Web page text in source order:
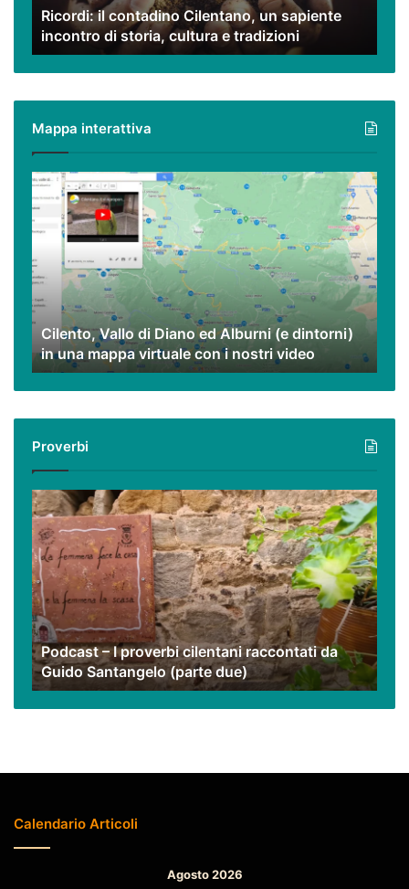
storia,
cultura
e
tradizioni
Ricordi: il contadino Cilentano, un sapiente
incontro di storia, cultura e tradizioni
Mappa interattiva
Cilento,
Vallo
di
Diano
ed
Alburni
(e
dintorni)
una
mappa
virtuale
nostri
video
Cilento, Vallo di Diano ed Alburni (e dintorni)
in una mappa virtuale con i nostri video
Proverbi
Podcast
–
I
proverbi
cilentani
raccontati
da
Guido
Santangelo
(parte
due)
Podcast – I proverbi cilentani raccontati da
Guido Santangelo (parte due)
Calendario Articoli
Agosto 2026